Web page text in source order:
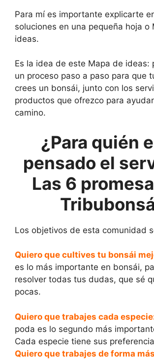
Para mí es importante explicarte
soluciones en una pequeña hoja o
ideas.
Es la idea de este Mapa de ideas:
un proceso paso a paso para que
crees un bonsái, junto con los
productos que ofrezco para
camino.
¿Para quién
pensado el
Las 6
Los objetivos de esta comunidad
Quiero que cultives tu bonsái
es lo más importante en bonsái,
resolver todas tus dudas, que sé
pocas.
Quiero que trabajes cada
poda es lo segundo más
Cada especie tiene sus
Quiero que trabajes de forma